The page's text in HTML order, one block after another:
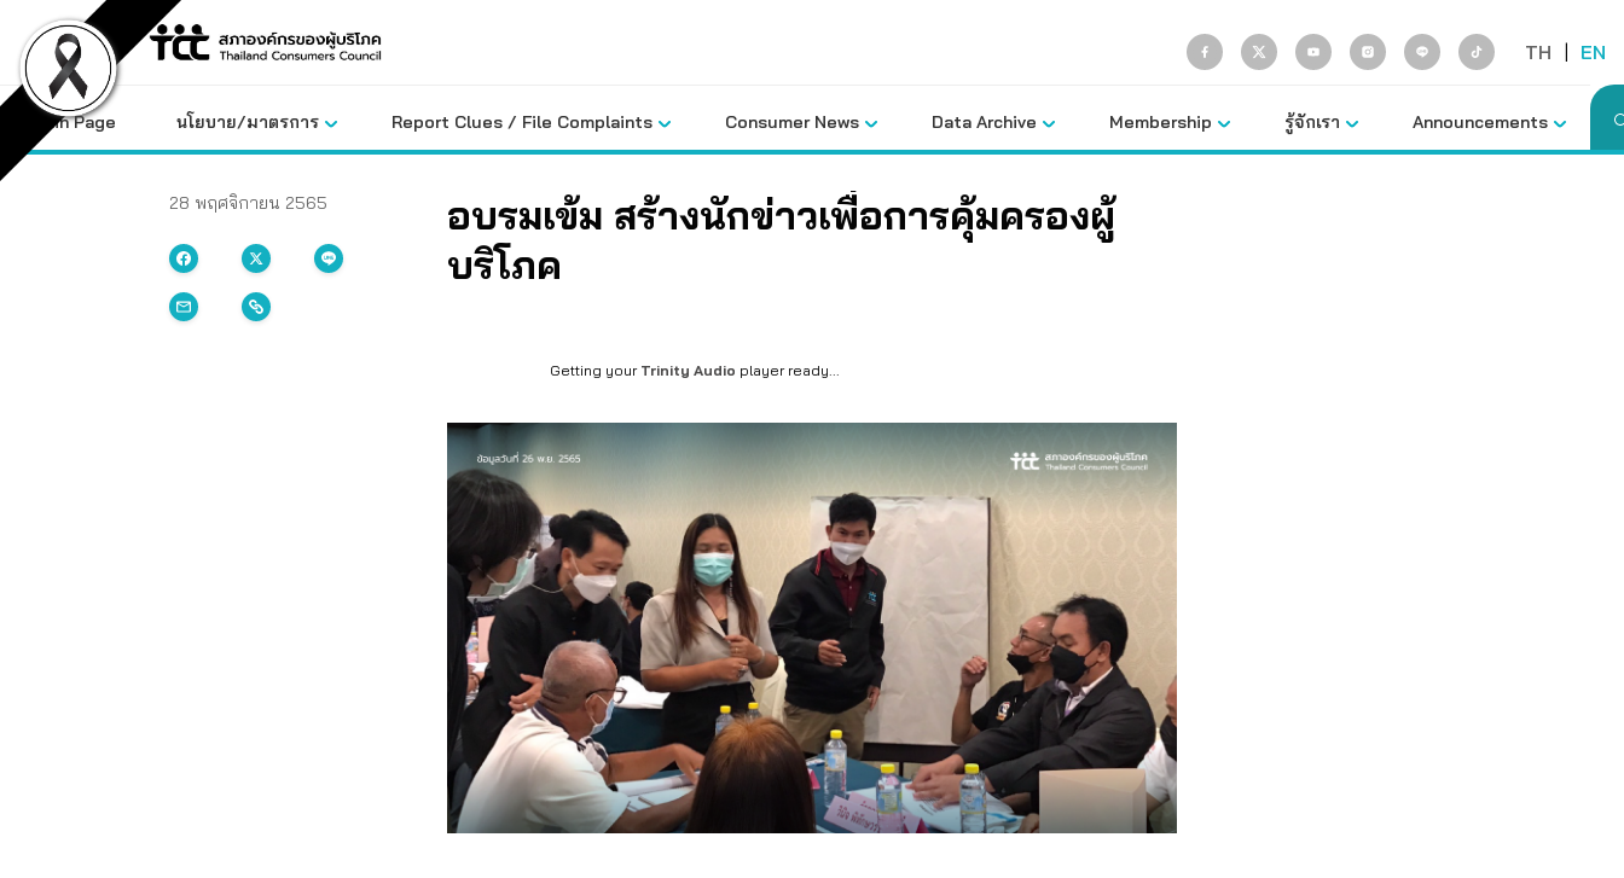
content
TH | EN
Main Page นโยบาย/มาตรการ Report Clues / File Complaints Consumer News Data Archive Membership รู้จักเรา Announcements
28 พฤศจิกายน 2565
อบรมเข้ม สร้างนักข่าวเพื่อการคุ้มครองผู้
บริโภค
Getting your Trinity Audio player ready...